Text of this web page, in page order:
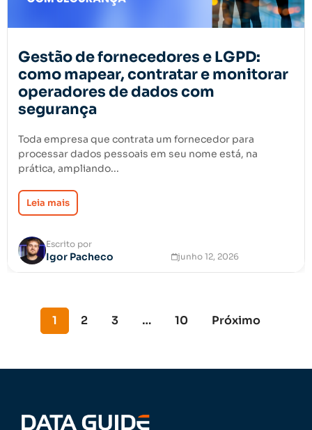
Gestão de fornecedores e LGPD:
como mapear, contratar e monitorar
operadores de dados com
segurança
Toda empresa que contrata um fornecedor para
processar dados pessoais em seu nome está, na
prática, ampliando...
Leia mais
Escrito por
Igor Pacheco junho 12, 2026
1 2 3 … 10 Próximo